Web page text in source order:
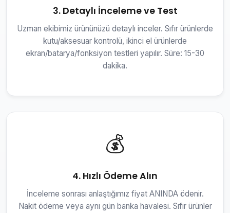
3. Detaylı İnceleme ve Test
Uzman ekibimiz ürününüzü detaylı inceler. Sıfır ürünlerde
kutu/aksesuar kontrolü, ikinci el ürünlerde
ekran/batarya/fonksiyon testleri yapılır. Süre: 15-30
dakika.
💰
4. Hızlı Ödeme Alın
İnceleme sonrası anlaştığımız fiyat ANINDA ödenir.
Nakit ödeme veya aynı gün banka havalesi. Sıfır ürünler